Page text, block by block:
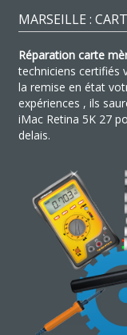
MARSEILLE :
Réparation carte
techniciens certifiés
la remise en état
expériences , ils
iMac Retina 5K 27
delais.